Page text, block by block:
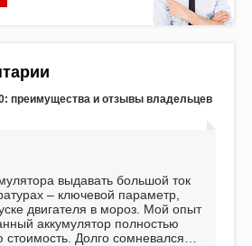
преимущества и отзывы владельцев
выдавать большой ток
– ключевой параметр,
двигателя в мороз. Мой опыт
аккумулятор полностью
Долго сомневался